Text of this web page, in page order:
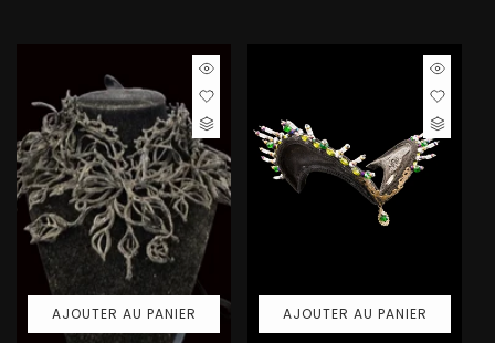
AJOUTER AU PANIER AJOUTER AU PANIER